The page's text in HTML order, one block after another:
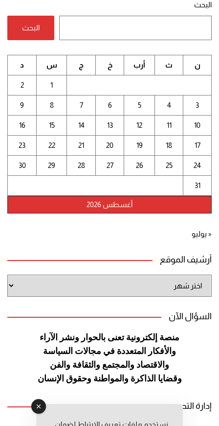
البحث
البحث
أغسطس 2026
ن ث أرب خ ج س د
1
2
3
4
5
6
7
8
9
10
11
12
13
14
15
16
17
18
19
20
21
22
23
24
25
26
27
28
29
30
31
« يوليو
أرشيف الموقع
الموقع
السؤال الآن
منصة إلكترونية تعنى بالحوار ونشر الآراء
والأفكار المتعددة في مجالات السياسة
والاقتصاد والمجتمع والثقافة والفن
وقضايا الذاكرة والمواطنة وحقوق الإنسان
إدارة التحرير
نستخدم ملفات تعريف الارتباط لضمان